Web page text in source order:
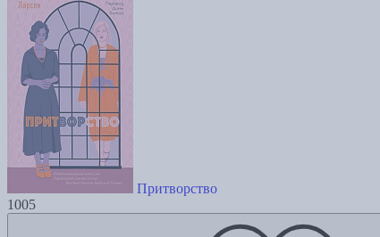
Притворство
1005